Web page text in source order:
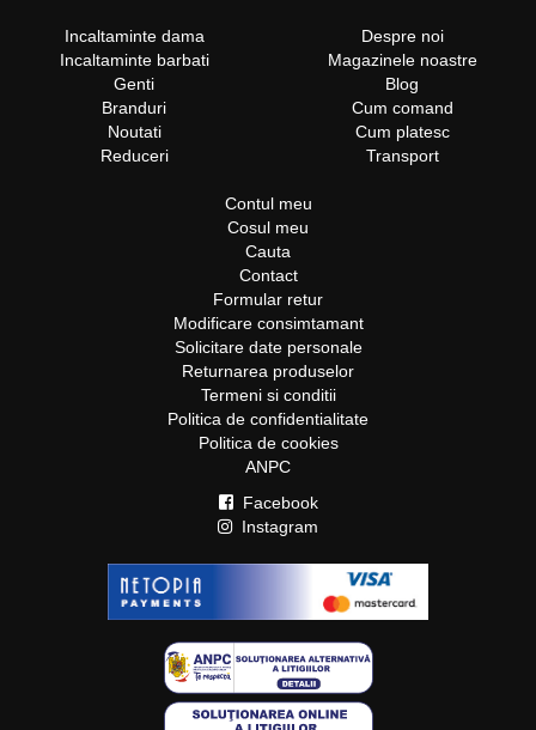
Incaltaminte dama
Incaltaminte barbati
Genti
Branduri
Noutati
Reduceri
Despre noi
Magazinele noastre
Blog
Cum comand
Cum platesc
Transport
Contul meu
Cosul meu
Cauta
Contact
Formular retur
Modificare consimtamant
Solicitare date personale
Returnarea produselor
Termeni si conditii
Politica de confidentialitate
Politica de cookies
ANPC
Facebook
Instagram